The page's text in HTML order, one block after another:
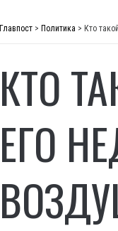
Главпост > Политика > Кто
КТО
ЕГО